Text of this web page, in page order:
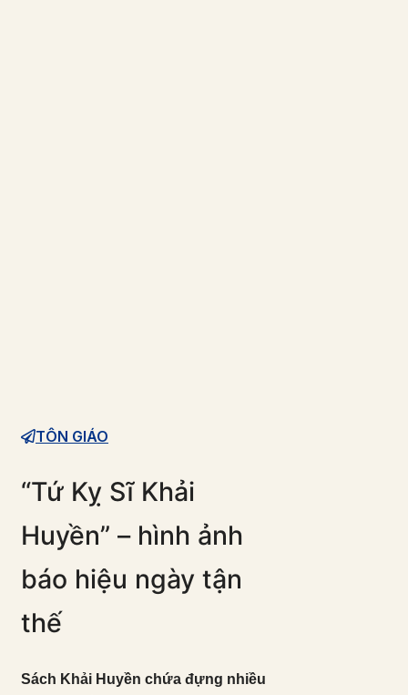
TÔN GIÁO
“Tứ Kỵ Sĩ Khải
Huyền” – hình ảnh
báo hiệu ngày tận
thế
Sách Khải Huyền chứa đựng nhiều